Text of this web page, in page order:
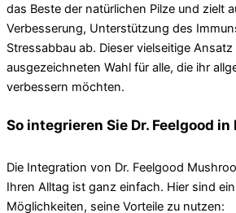
das Beste der natürlichen Pilze und zielt
Verbesserung, Unterstützung des
Stressabbau ab. Dieser vielseitige
ausgezeichneten Wahl für alle, die ihr
verbessern möchten.
So integrieren Sie Dr. Feelgood
Die Integration von Dr. Feelgood
Ihren Alltag ist ganz einfach. Hier sind
Möglichkeiten, seine Vorteile zu nutzen: